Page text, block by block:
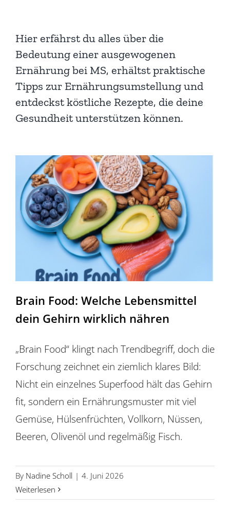
Über uns
EUTB®
Hier erfährst du alles über die
Bedeutung einer ausgewogenen
Ernährung bei MS, erhältst praktische
Tipps zur Ernährungsumstellung und
entdeckst köstliche Rezepte, die deine
Gesundheit unterstützen können.
Brain Food: Welche Lebensmittel
dein Gehirn wirklich nähren
„Brain Food“ klingt nach Trendbegriff, doch die
Forschung zeichnet ein ziemlich klares Bild:
Nicht ein einzelnes Superfood hält das Gehirn
fit, sondern ein Ernährungsmuster mit viel
Gemüse, Hülsenfrüchten, Vollkorn, Nüssen,
Beeren, Olivenöl und regelmäßig Fisch.
By Nadine Scholl | 4. Juni 2026
Weiterlesen